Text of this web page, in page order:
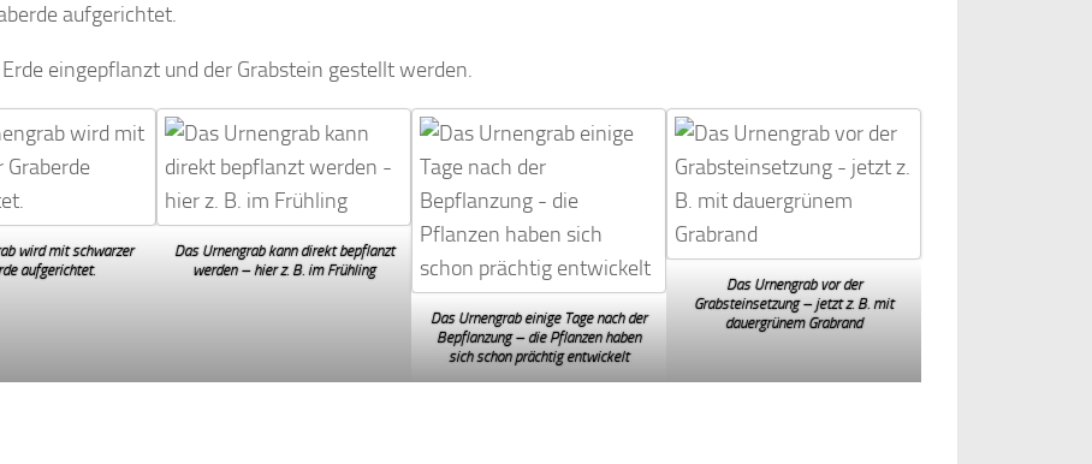
aufgerichtet.
eingepflanzt und der Grabstein gestellt werden.
wird mit schwarzer
aufgerichtet.
Das Urnengrab kann direkt bepflanzt
werden – hier z. B. im Frühling
Das Urnengrab einige Tage nach der
Bepflanzung – die Pflanzen haben
sich schon prächtig entwickelt
Das Urnengrab vor der
Grabsteinsetzung – jetzt z. B. mit
dauergrünem Grabrand